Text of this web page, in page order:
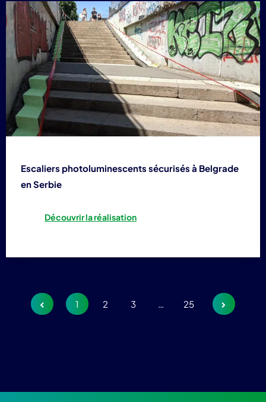
Escaliers photoluminescents sécurisés à Belgrade
en Serbie
Découvrir la réalisation
Navigation
Page
1 Page
2 Page
3 … Page
25